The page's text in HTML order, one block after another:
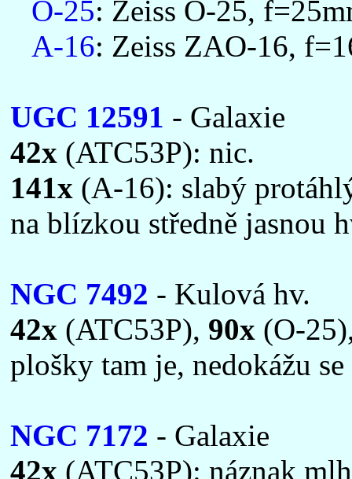
O-25: Zeiss O-25,
A-16: Zeiss ZAO-16,
UGC 12591 - Galaxie
42x (ATC53P): nic.
141x (A-16): slabý
na blízkou středně jasnou
NGC 7492 - Kulová hv.
42x (ATC53P), 90x (O-
plošky tam je, nedokážu
NGC 7172 - Galaxie
42x (ATC53P): náznak